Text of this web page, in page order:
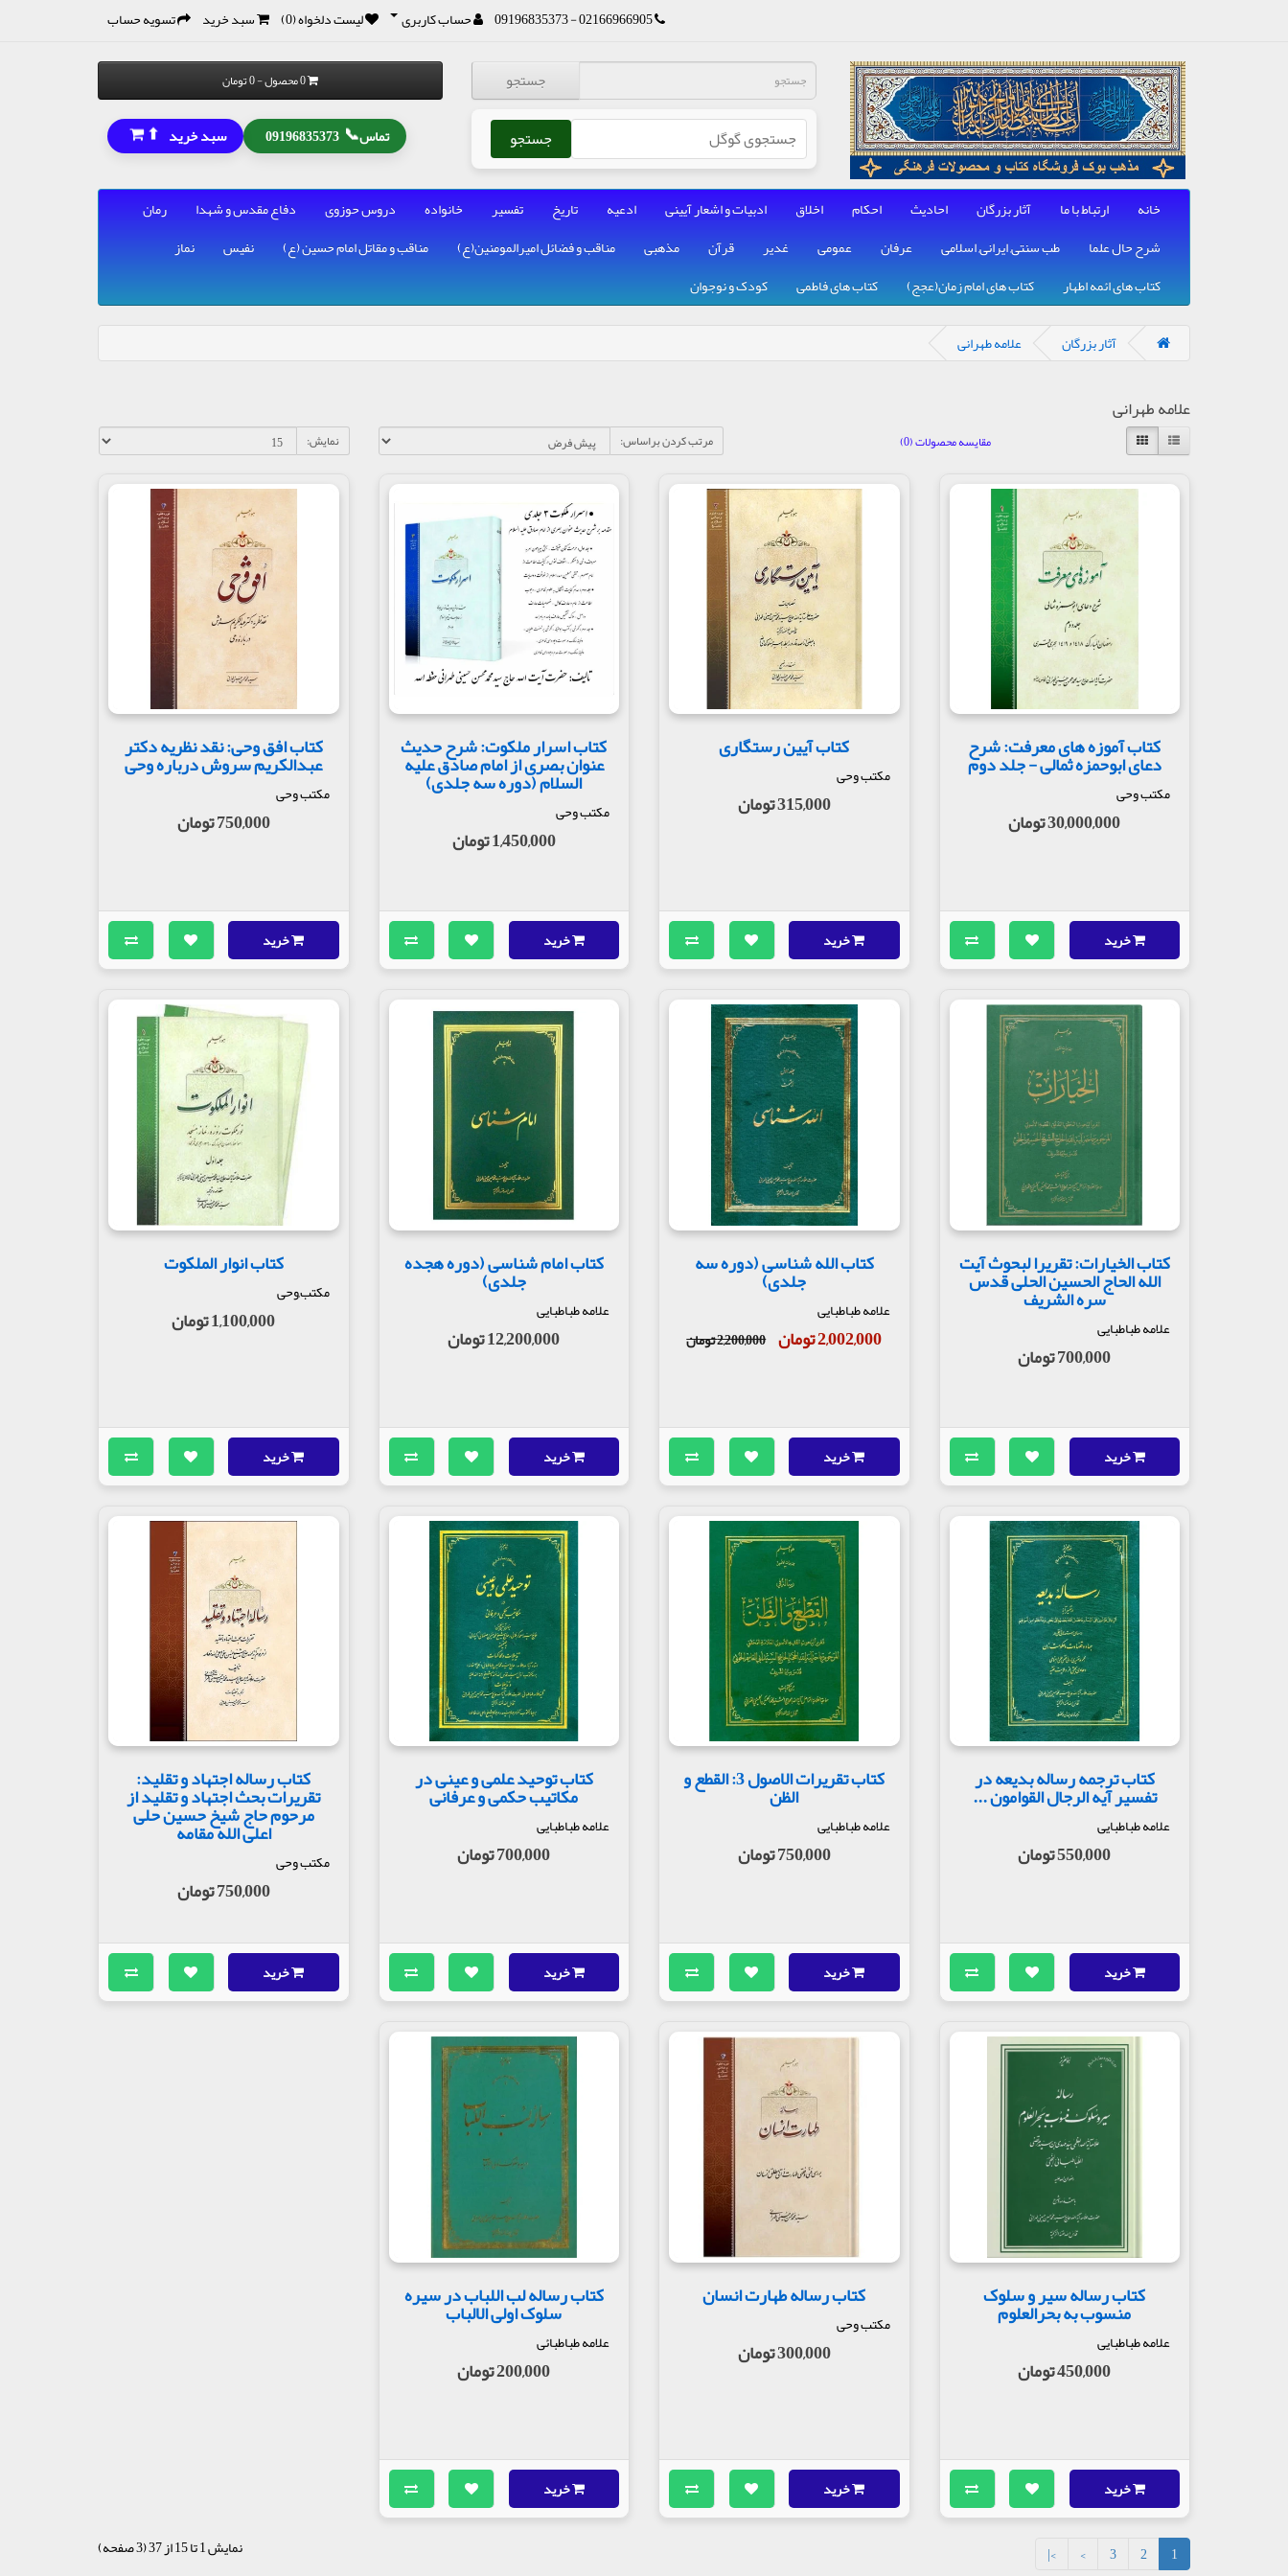
02166966905 - 09196835373 حساب کاربری لیست دلخواه (0) سبد خرید تسویه حساب
جستجو
جستجو
0 محصول - 0 تومان
تماس📞
09196835373 سبد خرید ⬆
خانه ارتباط با ما آثار بزرگان احادیث احکام اخلاق ادبیات و اشعار آیینی ادعیه تاریخ تفسیر خانواده دروس حوزوی دفاع مقدس و شهدا
رمان
شرح حال علما
طب سنتی, ایرانی, اسلامی عرفان عمومی غدیر قرآن مذهبی مناقب و فضائل امیرالمومنین(ع) مناقب و مقاتل امام حسین (ع) نفیس
نماز
کتاب های ائمه اطهار
کتاب های امام زمان(عجج) کتاب های فاطمی کودک و نوجوان
آثار بزرگان علامه طهرانی
علامه طهرانی
مقایسه محصولات (0) مرتب کردن براساس: نمایش:
کتاب آموزه های معرفت: شرح
دعای ابوحمزه ثمالی - جلد دوم
مکتب وحی
30,000,000 تومان
خرید
کتاب آیین رستگاری
مکتب وحی
315,000 تومان
خرید
کتاب اسرار ملکوت: شرح حدیث
عنوان بصری از امام صادق علیه
السلام (دوره سه جلدی)
مکتب وحی
1,450,000 تومان
خرید
کتاب افق وحی: نقد نظریه دکتر
عبدالکریم سروش درباره وحی
مکتب وحی
750,000 تومان
خرید
کتاب الخیارات: تقریرا لبحوث آیت
الله الحاج الحسین الحلی قدس
سره الشریف
علامه طباطبایی
700,000 تومان
خرید
کتاب الله شناسی (دوره سه
جلدی)
علامه طباطبایی
2,002,000 تومان 2,200,000 تومان
خرید
کتاب امام شناسی (دوره هجده
جلدی)
علامه طباطبایی
12,200,000 تومان
خرید
کتاب انوار الملکوت
مکتب,وحی
1,100,000 تومان
خرید
کتاب ترجمه رساله بدیعه در
تفسیر آیه الرجال القوامون ...
علامه طباطبایی
550,000 تومان
خرید
کتاب تقریرات الاصول 3: القطع و
الظن
علامه طباطبایی
750,000 تومان
خرید
کتاب توحید علمی و عینی در
مکاتیب حکمی و عرفانی
علامه طباطبایی
700,000 تومان
خرید
کتاب رساله اجتهاد و تقلید:
تقریرات بحث اجتهاد و تقلید از
مرحوم حاج شیخ حسین حلی
اعلی الله مقامه
مکتب وحی
750,000 تومان
خرید
کتاب رساله سیر و سلوک
منسوب به بحرالعلوم
علامه طباطبایی
450,000 تومان
خرید
کتاب رساله طهارت انسان
مکتب وحی
300,000 تومان
خرید
کتاب رساله لب اللباب در سیره
سلوک اولی الالباب
علامه طباطبائی
200,000 تومان
خرید
1
2
3
>
>| نمایش 1 تا 15 از 37 (3 صفحه)